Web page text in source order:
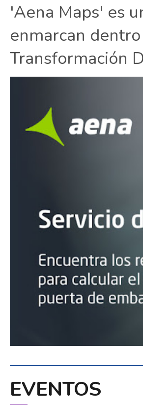
'Aena Maps' es
enmarcan
Transformación
EVENTOS